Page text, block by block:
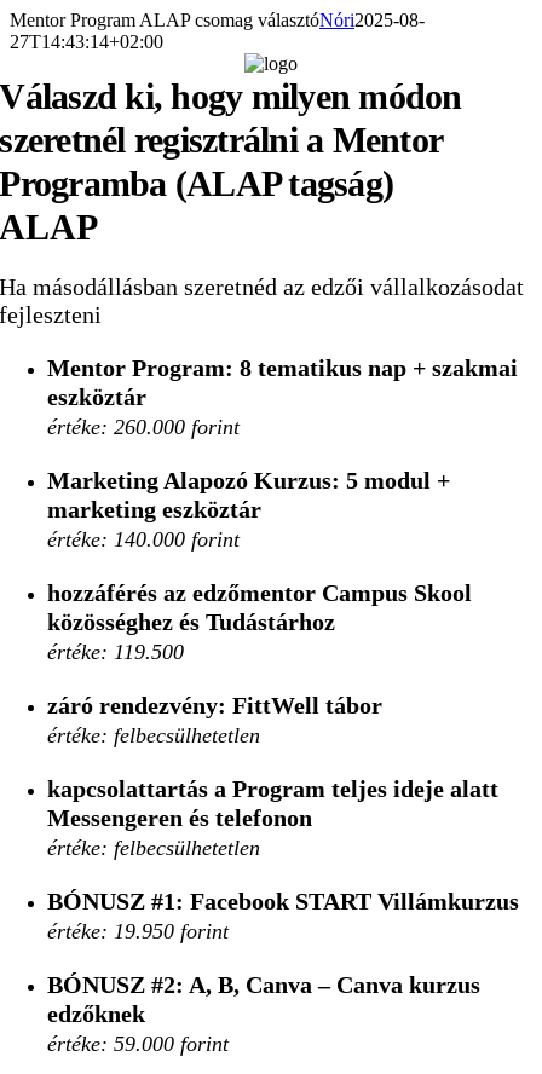
Kihagyás
Mentor Program ALAP csomag választóNóri2025-08-
27T14:43:14+02:00
Válaszd ki, hogy milyen módon
szeretnél regisztrálni a Mentor
Programba (ALAP tagság)
ALAP
Ha másodállásban szeretnéd az edzői vállalkozásodat
fejleszteni
Mentor Program: 8 tematikus nap + szakmai
eszköztár
értéke: 260.000 forint
Marketing Alapozó Kurzus: 5 modul +
marketing eszköztár
értéke: 140.000 forint
hozzáférés az edzőmentor Campus Skool
közösséghez és Tudástárhoz
értéke: 119.500
záró rendezvény: FittWell tábor
értéke: felbecsülhetetlen
kapcsolattartás a Program teljes ideje alatt
Messengeren és telefonon
értéke: felbecsülhetetlen
BÓNUSZ #1:Facebook START Villámkurzus
értéke: 19.950 forint
BÓNUSZ #2: A, B, Canva – Canva kurzus
edzőknek
értéke: 59.000 forint